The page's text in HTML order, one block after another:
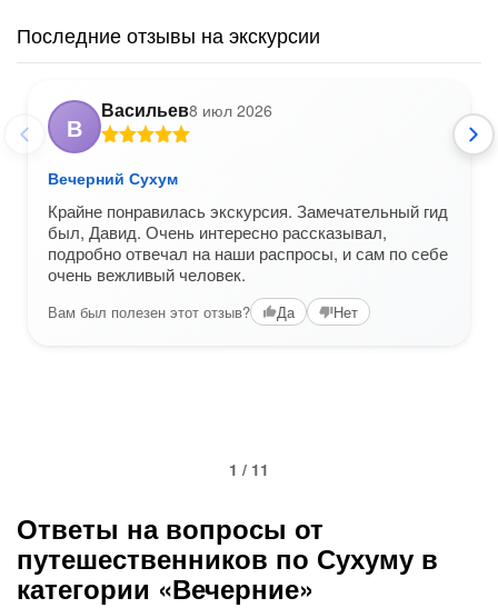
Последние отзывы на экскурсии
В
Васильев8 июл 2026
Вечерний Сухум
Крайне понравилась экскурсия. Замечательный гид
был, Давид. Очень интересно рассказывал,
подробно отвечал на наши распросы, и сам по себе
очень вежливый человек.
Вам был полезен этот отзыв? Да Нет
1 / 11
Ответы на вопросы от
путешественников по Сухуму в
категории «Вечерние»